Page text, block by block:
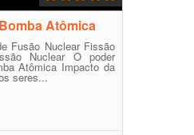
Atômica
Fusão Nuclear Fissão
Nuclear O poder
Atômica Impacto da
seres...